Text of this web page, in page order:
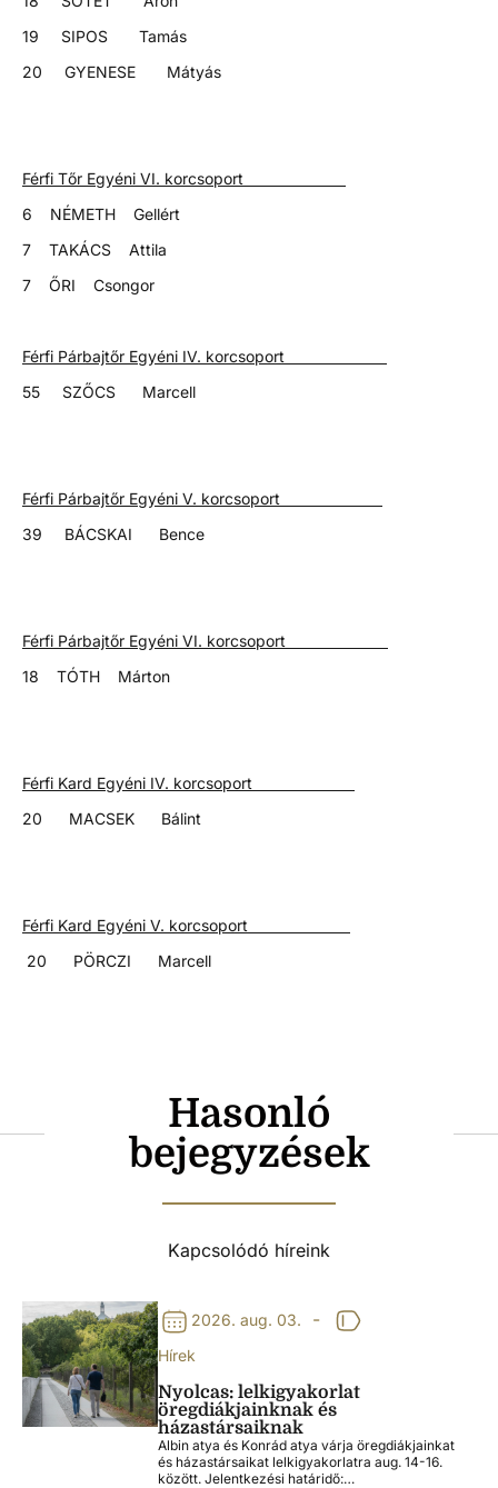
19 SIPOS Tamás
20 GYENESE Mátyás
Férfi Tőr Egyéni VI. korcsoport
6 NÉMETH Gellért
7 TAKÁCS Attila
7 ŐRI Csongor
Férfi Párbajtőr Egyéni IV. korcsoport
55 SZŐCS Marcell
Férfi Párbajtőr Egyéni V. korcsoport
39 BÁCSKAI Bence
Férfi Párbajtőr Egyéni VI. korcsoport
18 TÓTH Márton
Férfi Kard Egyéni IV. korcsoport
20 MACSEK Bálint
Férfi Kard Egyéni V. korcsoport
20 PÖRCZI Marcell
Hasonló
bejegyzések
Kapcsolódó híreink
2026. aug. 03. -
Hírek
Nyolcas: lelkigyakorlat
öregdiákjainknak és
házastársaiknak
Albin atya és Konrád atya várja öregdiákjainkat
és házastársaikat lelkigyakorlatra aug. 14-16.
között. Jelentkezési határidő:…